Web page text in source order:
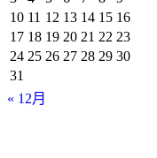
10 11 12 13 14 15 16
17 18 19 20 21 22 23
24 25 26 27 28 29 30
31
« 12月